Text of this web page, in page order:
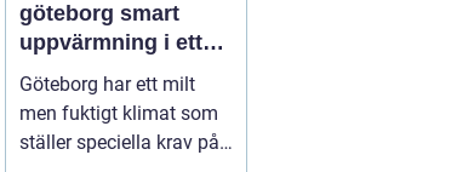
göteborg smart
uppvärmning i ett
kustklimat
Göteborg har ett milt
men fuktigt klimat som
ställer speciella krav på